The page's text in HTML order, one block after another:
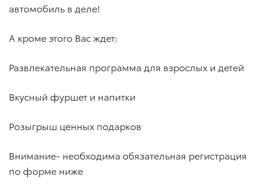
автомобиль в деле!
А кроме этого Вас ждет:
Развлекательная программа для взрослых и детей
Вкусный фуршет и напитки
Розыгрыш ценных подарков
Внимание- необходима обязательная регистрация
по форме ниже